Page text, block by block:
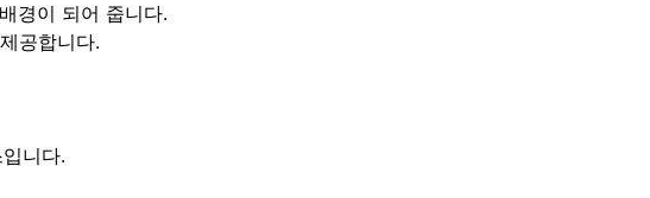
경이 되어 줍니다.
공합니다.
니다.